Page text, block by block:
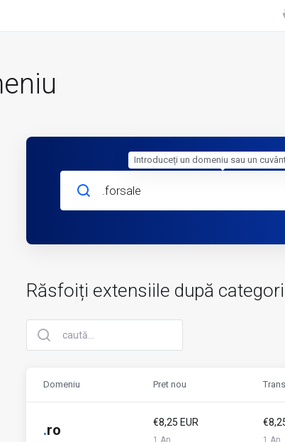
Răsfoiți extensiile după
Domeniu Pret nou
.ro €8,25 EUR
1 An 1 An
Introduceți un domeniu sau un